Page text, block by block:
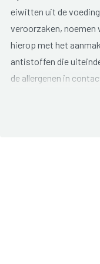
eiwitten uit de
veroorzaken, noemen
hierop met het
antistoffen die
de allergenen in